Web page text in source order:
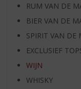
RUM VAN DE
BIER VAN DE
SPIRIT VAN DE
EXCLUSIEF
WIJN
WHISKY